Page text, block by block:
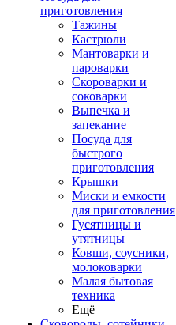
приготовления
Тажины
Кастрюли
Мантоварки и
пароварки
Скороварки и
соковарки
Выпечка и
запекание
Посуда для
быстрого
приготовления
Крышки
Миски и емкости
для приготовления
Гусятницы и
утятницы
Ковши, соусники,
молоковарки
Малая бытовая
техника
Ещё